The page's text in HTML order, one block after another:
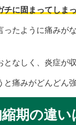
チに固まってしま
ったように痛みが
なしく、炎症が
痛みがどんどん
期の違